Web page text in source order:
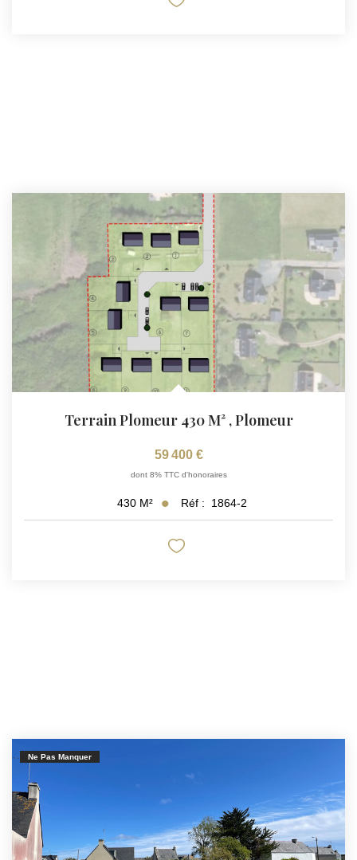
Terrain Plomeur 430 M² ,Plomeur
59 400 €
dont 8% TTC d'honoraires
430 M² Réf : 1864-2
Ne Pas Manquer